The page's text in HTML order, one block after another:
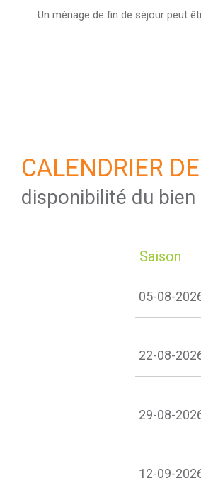
Un ménage de fin de séjour peut
CALENDRIER DE
disponibilité du bien
Saison
05-08-
22-08-
29-08-
12-09-